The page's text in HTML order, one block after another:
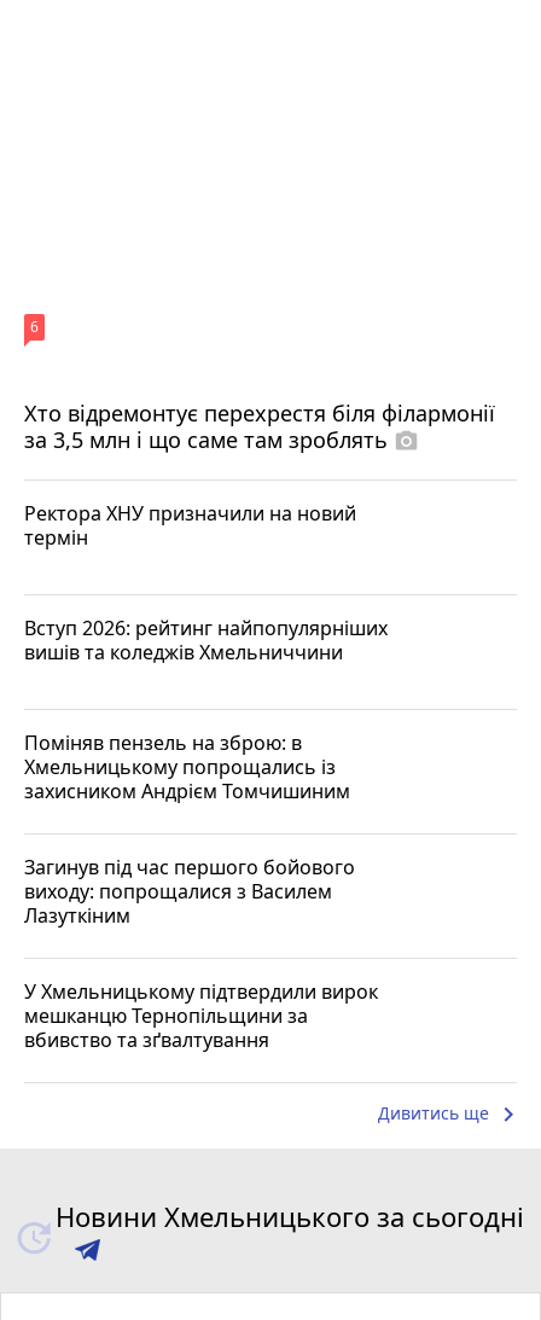
Хто відремонтує перехрестя біля філармонії
за 3,5 млн і що саме там зроблять photo_camera
6
Ректора ХНУ призначили на новий
термін
Вступ 2026: рейтинг найпопулярніших
вишів та коледжів Хмельниччини
Поміняв пензель на зброю: в
Хмельницькому попрощались із
захисником Андрієм Томчишиним
Загинув під час першого бойового
виходу: попрощалися з Василем
Лазуткіним
У Хмельницькому підтвердили вирок
мешканцю Тернопільщини за
вбивство та зґвалтування
Дивитись ще keyboard_arrow_right
Новини Хмельницького за сьогодні